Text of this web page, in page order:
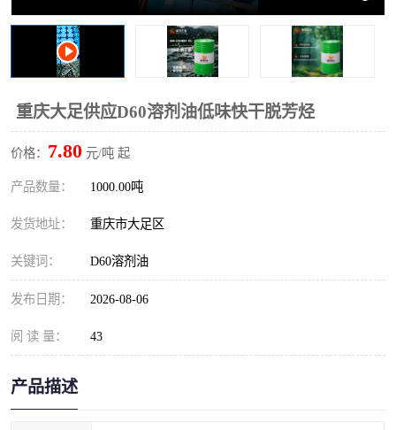
重庆大足供应D60溶剂油低味快干脱芳烃
价格： 7.80 元/吨 起
产品数量： 1000.00吨
发货地址： 重庆市大足区
关键词： D60溶剂油
发布日期： 2026-08-06
阅 读 量： 43
产品描述